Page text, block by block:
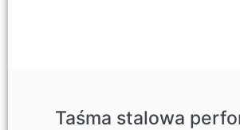
Taśma stalowa